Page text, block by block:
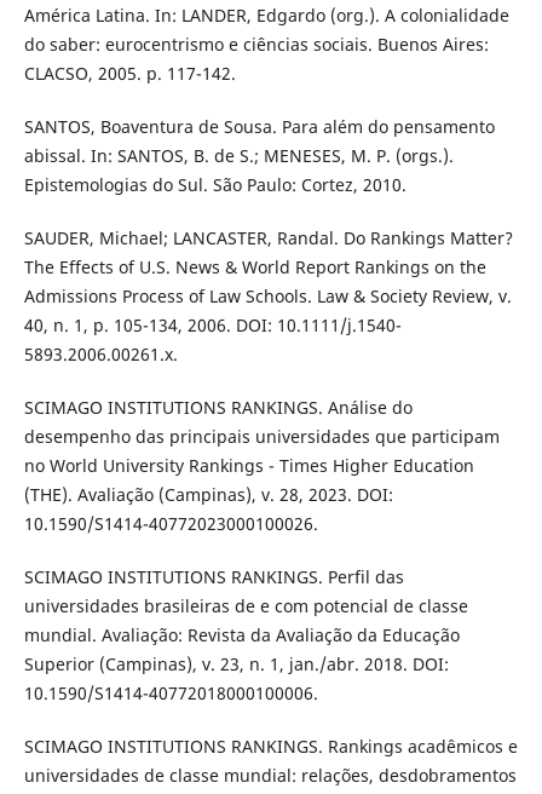
América Latina. In: LANDER, Edgardo (org.). A colonialidade
do saber: eurocentrismo e ciências sociais. Buenos Aires:
CLACSO, 2005. p. 117-142.
SANTOS, Boaventura de Sousa. Para além do pensamento
abissal. In: SANTOS, B. de S.; MENESES, M. P. (orgs.).
Epistemologias do Sul. São Paulo: Cortez, 2010.
SAUDER, Michael; LANCASTER, Randal. Do Rankings Matter?
The Effects of U.S. News & World Report Rankings on the
Admissions Process of Law Schools. Law & Society Review, v.
40, n. 1, p. 105-134, 2006. DOI: 10.1111/j.1540-
5893.2006.00261.x.
SCIMAGO INSTITUTIONS RANKINGS. Análise do
desempenho das principais universidades que participam
no World University Rankings - Times Higher Education
(THE). Avaliação (Campinas), v. 28, 2023. DOI:
10.1590/S1414-40772023000100026.
SCIMAGO INSTITUTIONS RANKINGS. Perfil das
universidades brasileiras de e com potencial de classe
mundial. Avaliação: Revista da Avaliação da Educação
Superior (Campinas), v. 23, n. 1, jan./abr. 2018. DOI:
10.1590/S1414-40772018000100006.
SCIMAGO INSTITUTIONS RANKINGS. Rankings acadêmicos e
universidades de classe mundial: relações, desdobramentos